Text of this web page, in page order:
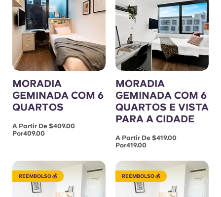
MORADIA
GEMINADA COM 6
QUARTOS
A Partir De $409.00
Por409.00
MORADIA
GEMINADA COM 6
QUARTOS E VISTA
PARA A CIDADE
A Partir De $419.00
Por419.00
REEMBOLSO 💰 REEMBOLSO 💰